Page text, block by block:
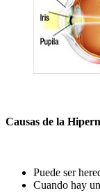
Causas de la
Puede ser
Cuando hay